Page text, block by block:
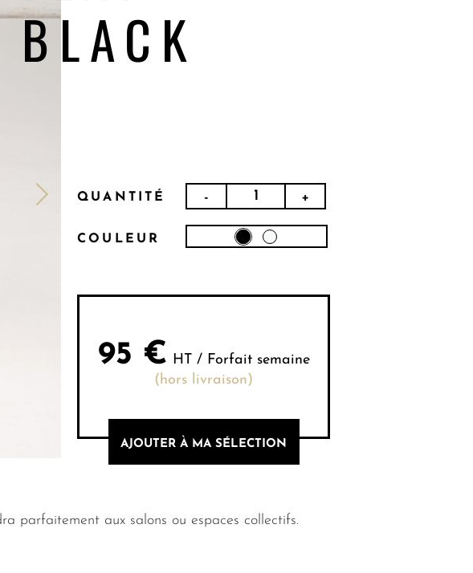
BLACK
QUANTITÉ - +
COULEUR
95 € HT / Forfait semaine
(hors livraison)
AJOUTER À MA SÉLECTION
parfaitement aux salons ou espaces collectifs.